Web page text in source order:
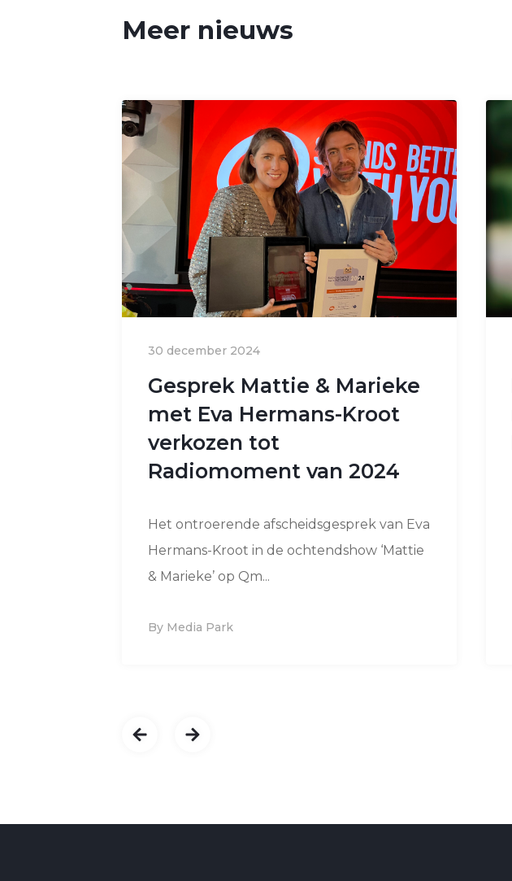
Meer nieuws
30 december 2024
Gesprek Mattie & Marieke
met Eva Hermans-Kroot
verkozen tot
Radiomoment van 2024
Het ontroerende afscheidsgesprek van Eva
Hermans-Kroot in de ochtendshow ‘Mattie
& Marieke’ op Qm...
By Media Park